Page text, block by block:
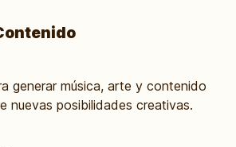
generar música, arte y contenido
nuevas posibilidades creativas.